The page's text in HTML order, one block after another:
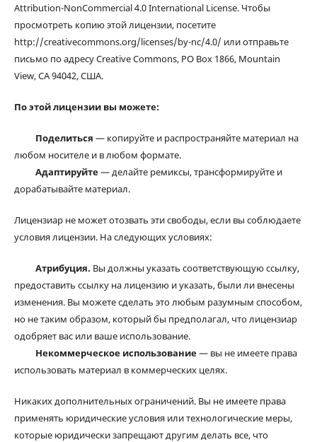
Attribution-NonCommercial 4.0 International License. Чтобы
просмотреть копию этой лицензии, посетите
http://creativecommons.org/licenses/by-nc/4.0/ или отправьте
письмо по адресу Creative Commons, PO Box 1866, Mountain
View, CA 94042, США.
По этой лицензии вы можете:
Поделиться — копируйте и распространяйте материал на
любом носителе и в любом формате.
Адаптируйте— делайте ремиксы, трансформируйте и
дорабатывайте материал.
Лицензиар не может отозвать эти свободы, если вы соблюдаете
условия лицензии. На следующих условиях:
Атрибуция. Вы должны указать соответствующую ссылку,
предоставить ссылку на лицензию и указать, были ли внесены
изменения. Вы можете сделать это любым разумным способом,
но не таким образом, который бы предполагал, что лицензиар
одобряет вас или ваше использование.
Некоммерческое использование— вы не имеете права
использовать материал в коммерческих целях.
Никаких дополнительных ограничений. Вы не имеете права
применять юридические условия или технологические меры,
которые юридически запрещают другим делать все, что